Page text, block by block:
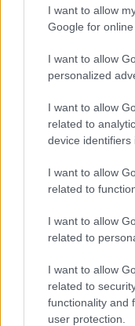
I want to allow
Google for
I want to allow
personalized
I want to allow
related to
device identifiers
I want to allow
related to
I want to allow
related to
I want to allow
related to
functionality and
user protection.
Végső
Lőszerek
Szatmári
Andaházi
A
1941